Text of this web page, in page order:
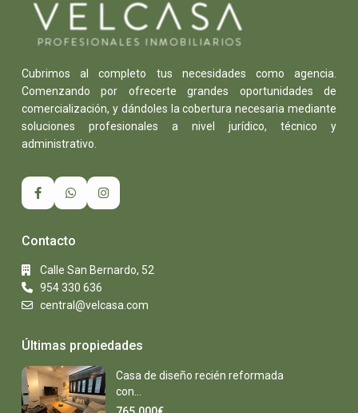
Cubrimos al completo tus necesidades como agencia.
Comenzando por ofrecerte grandes oportunidades de
comercialización, y dándoles la cobertura necesaria mediante
soluciones profesionales a nivel jurídico, técnico y
administrativo.
Contacto
Calle San Bernardo, 52
954 330 636
central@velcasa.com
Últimas propiedades
Casa de diseño recién reformada
con...